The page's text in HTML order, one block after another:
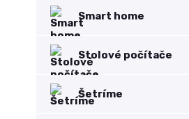
Smart home
Stolové počítače
Šetríme